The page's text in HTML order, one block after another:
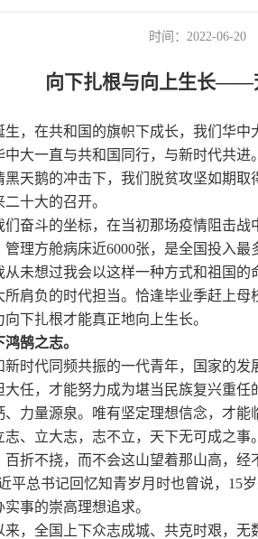
时间：2022-06-20
向下扎根与向上生长——
生，在共和国的旗帜下成长，我们华中
大一直与共和国同行，与新时代共
黑天鹅的冲击下，我们脱贫攻坚如期
十大的召开。
们奋斗的坐标，在当初那场疫情阻击战
管理方舱病床近6000张，是全国投入最
未想过我会以这样一种方式和祖国的
所肩负的时代担当。恰逢毕业季赶上母
下扎根才能真正地向上生长。
鹄之志。
时代同频共振的一代青年，国家的
大任，才能努力成为堪当民族复兴重
力量源泉。唯有坚定理想信念，才能
志、立大志，志不立，天下无可成之
折不挠，而不会这山望着那山高，
平总书记回忆知青岁月时也曾说， 15
事的崇高理想追求。
，全国上下众志成城、共克时艰，